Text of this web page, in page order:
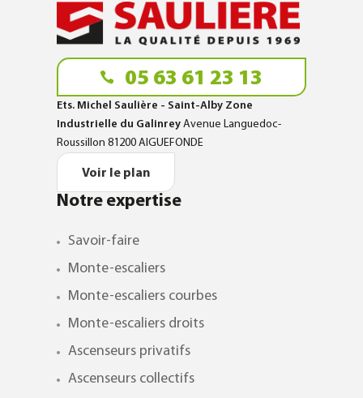
05 63 61 23 13
Ets. Michel Saulière - Saint-Alby Zone
Industrielle du Galinrey Avenue Languedoc-
Roussillon 81200 AIGUEFONDE
Voir le plan
Notre expertise
Savoir-faire
Monte-escaliers
Monte-escaliers courbes
Monte-escaliers droits
Ascenseurs privatifs
Ascenseurs collectifs